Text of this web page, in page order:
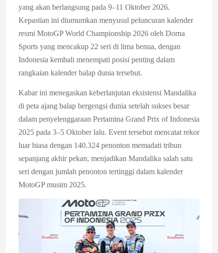
yang akan berlangsung pada 9–11 Oktober 2026.
Kepastian ini diumumkan menyusul peluncuran kalender
resmi MotoGP World Championship 2026 oleh Dorna
Sports yang mencakup 22 seri di lima benua, dengan
Indonesia kembali menempati posisi penting dalam
rangkaian kalender balap dunia tersebut.
Kabar ini menegaskan keberlanjutan eksistensi Mandalika
di peta ajang balap bergengsi dunia setelah sukses besar
dalam penyelenggaraan Pertamina Grand Prix of Indonesia
2025 pada 3–5 Oktober lalu. Event tersebut mencatat rekor
luar biasa dengan 140.324 penonton memadati tribun
sepanjang akhir pekan, menjadikan Mandalika salah satu
seri dengan jumlah penonton tertinggi dalam kalender
MotoGP musim 2025.